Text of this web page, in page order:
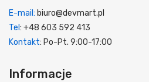
E-mail: biuro@devmart.pl
Tel : +48 603 592 413
Kontakt: Po-Pt. 9:00-17:00
Informacje